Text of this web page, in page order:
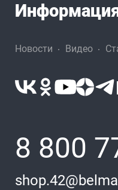
Новости Видео
8 800